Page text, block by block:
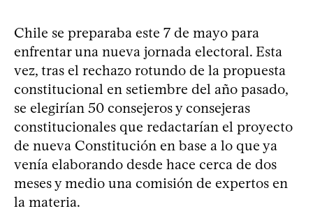
Chile se preparaba este 7 de mayo para
enfrentar una nueva jornada electoral. Esta
vez, tras el rechazo rotundo de la propuesta
constitucional en setiembre del año pasado,
se elegirían 50 consejeros y consejeras
constitucionales que redactarían el proyecto
de nueva Constitución en base a lo que ya
venía elaborando desde hace cerca de dos
meses y medio una comisión de expertos en
la materia.